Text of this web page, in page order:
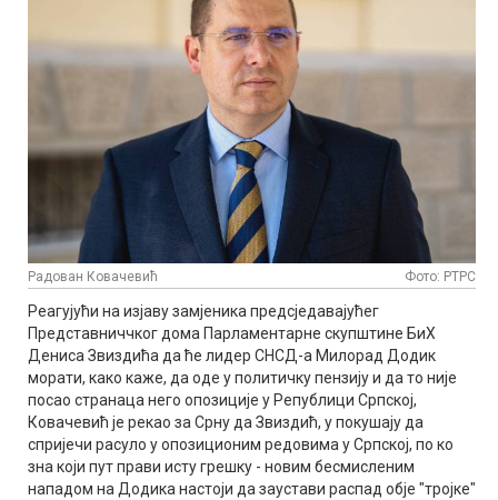
Радован Ковачевић Фото: РТРС
Реагујући на изјаву замјеника предсједавајућег
Представниччког дома Парламентарне скупштине БиХ
Дениса Звиздића да ће лидер СНСД-а Милорад Додик
морати, како каже, да оде у политичку пензију и да то није
посао странаца него опозиције у Републици Српској,
Ковачевић је рекао за Срну да Звиздић, у покушају да
спријечи расуло у опозиционим редовима у Српској, по ко
зна који пут прави исту грешку - новим бесмисленим
нападом на Додика настоји да заустави распад обје "тројке"